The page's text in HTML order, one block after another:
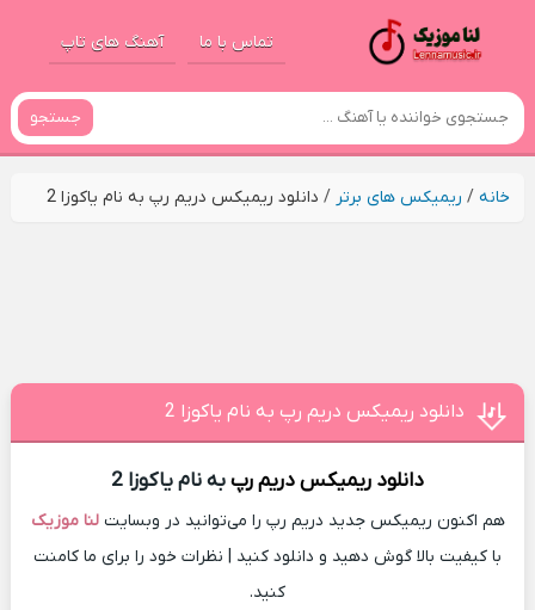
تماس با ما آهنگ های تاپ
جستجو
خانه/ ریمیکس های برتر / دانلود ریمیکس دریم رپ به نام یاکوزا 2
دانلود ریمیکس دریم رپ به نام یاکوزا 2
دانلود ریمیکسدریم رپبه نام یاکوزا 2
هم اکنون ریمیکس جدید دریم رپ را می‌توانید در وبسایتلنا موزیک
با کیفیت بالا گوش دهید و دانلود کنید | نظرات خود را برای ما کامنت
کنید.